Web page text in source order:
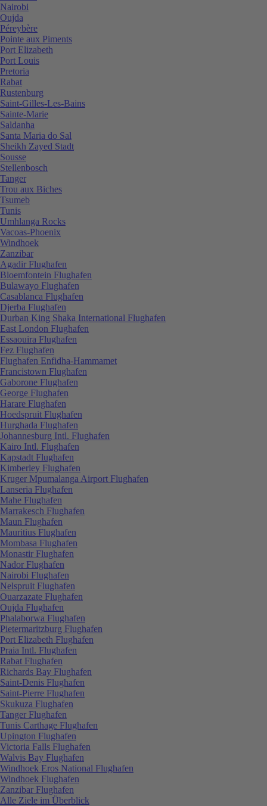
Nairobi
Oujda
Péreybère
Pointe aux Piments
Port Elizabeth
Port Louis
Pretoria
Rabat
Rustenburg
Saint-Gilles-Les-Bains
Sainte-Marie
Saldanha
Santa Maria do Sal
Sheikh Zayed Stadt
Sousse
Stellenbosch
Tanger
Trou aux Biches
Tsumeb
Tunis
Umhlanga Rocks
Vacoas-Phoenix
Windhoek
Zanzibar
Agadir Flughafen
Bloemfontein Flughafen
Bulawayo Flughafen
Casablanca Flughafen
Djerba Flughafen
Durban King Shaka International Flughafen
East London Flughafen
Essaouira Flughafen
Fez Flughafen
Flughafen Enfidha-Hammamet
Francistown Flughafen
Gaborone Flughafen
George Flughafen
Harare Flughafen
Hoedspruit Flughafen
Hurghada Flughafen
Johannesburg Intl. Flughafen
Kairo Intl. Flughafen
Kapstadt Flughafen
Kimberley Flughafen
Kruger Mpumalanga Airport Flughafen
Lanseria Flughafen
Mahe Flughafen
Marrakesch Flughafen
Maun Flughafen
Mauritius Flughafen
Mombasa Flughafen
Monastir Flughafen
Nador Flughafen
Nairobi Flughafen
Nelspruit Flughafen
Ouarzazate Flughafen
Oujda Flughafen
Phalaborwa Flughafen
Pietermaritzburg Flughafen
Port Elizabeth Flughafen
Praia Intl. Flughafen
Rabat Flughafen
Richards Bay Flughafen
Saint-Denis Flughafen
Saint-Pierre Flughafen
Skukuza Flughafen
Tanger Flughafen
Tunis Carthage Flughafen
Upington Flughafen
Victoria Falls Flughafen
Walvis Bay Flughafen
Windhoek Eros National Flughafen
Windhoek Flughafen
Zanzibar Flughafen
Alle Ziele im Überblick